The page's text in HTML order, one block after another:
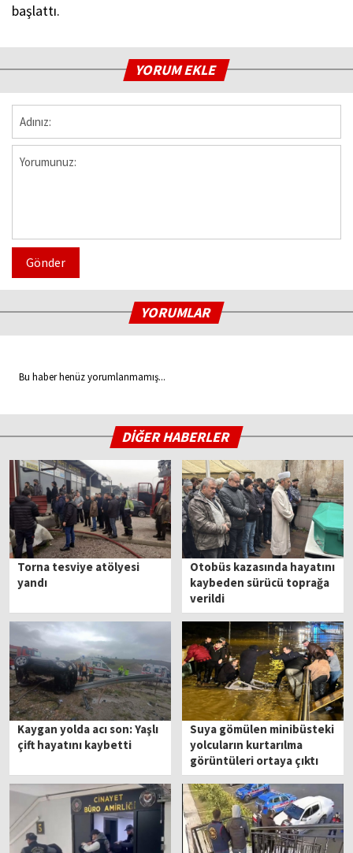
başlattı.
YORUM EKLE
Gönder
YORUMLAR
Bu haber henüz yorumlanmamış...
DİĞER HABERLER
Torna tesviye atölyesi
yandı
Otobüs kazasında hayatını
kaybeden sürücü toprağa
verildi
Kaygan yolda acı son: Yaşlı
çift hayatını kaybetti
Suya gömülen minibüsteki
yolcuların kurtarılma
görüntüleri ortaya çıktı